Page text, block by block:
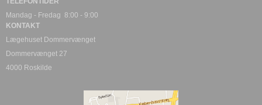
Mandag - Fredag 8:00 - 9:00
KONTAKT
Lægehuset Dommervænget
Dommervænget 27
4000 Roskilde